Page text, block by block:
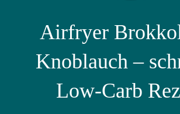
Airfryer
Knoblauch –
Low-Carb